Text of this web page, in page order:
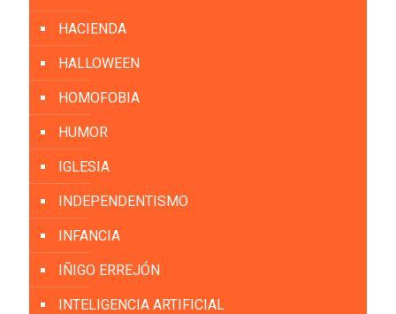
HACIENDA
HALLOWEEN
HOMOFOBIA
HUMOR
IGLESIA
INDEPENDENTISMO
INFANCIA
IÑIGO ERREJÓN
INTELIGENCIA ARTIFICIAL